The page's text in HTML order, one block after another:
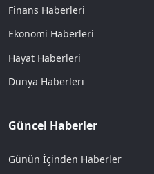
Finans Haberleri
Ekonomi Haberleri
Hayat Haberleri
Dünya Haberleri
Güncel Haberler
Günün İçinden Haberler